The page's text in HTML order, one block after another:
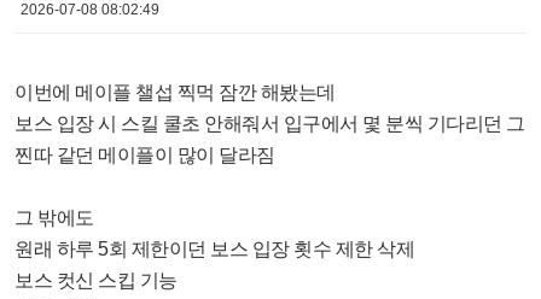
2026-07-08 08:02:49
이번에 메이플 챌섭 찍먹 잠깐 해봤는데
보스 입장 시 스킬 쿨초 안해줘서 입구에서 몇 분씩 기다리던 그
찐따 같던 메이플이 많이 달라짐
그 밖에도
원래 하루 5회 제한이던 보스 입장 횟수 제한 삭제
보스 컷신 스킵 기능